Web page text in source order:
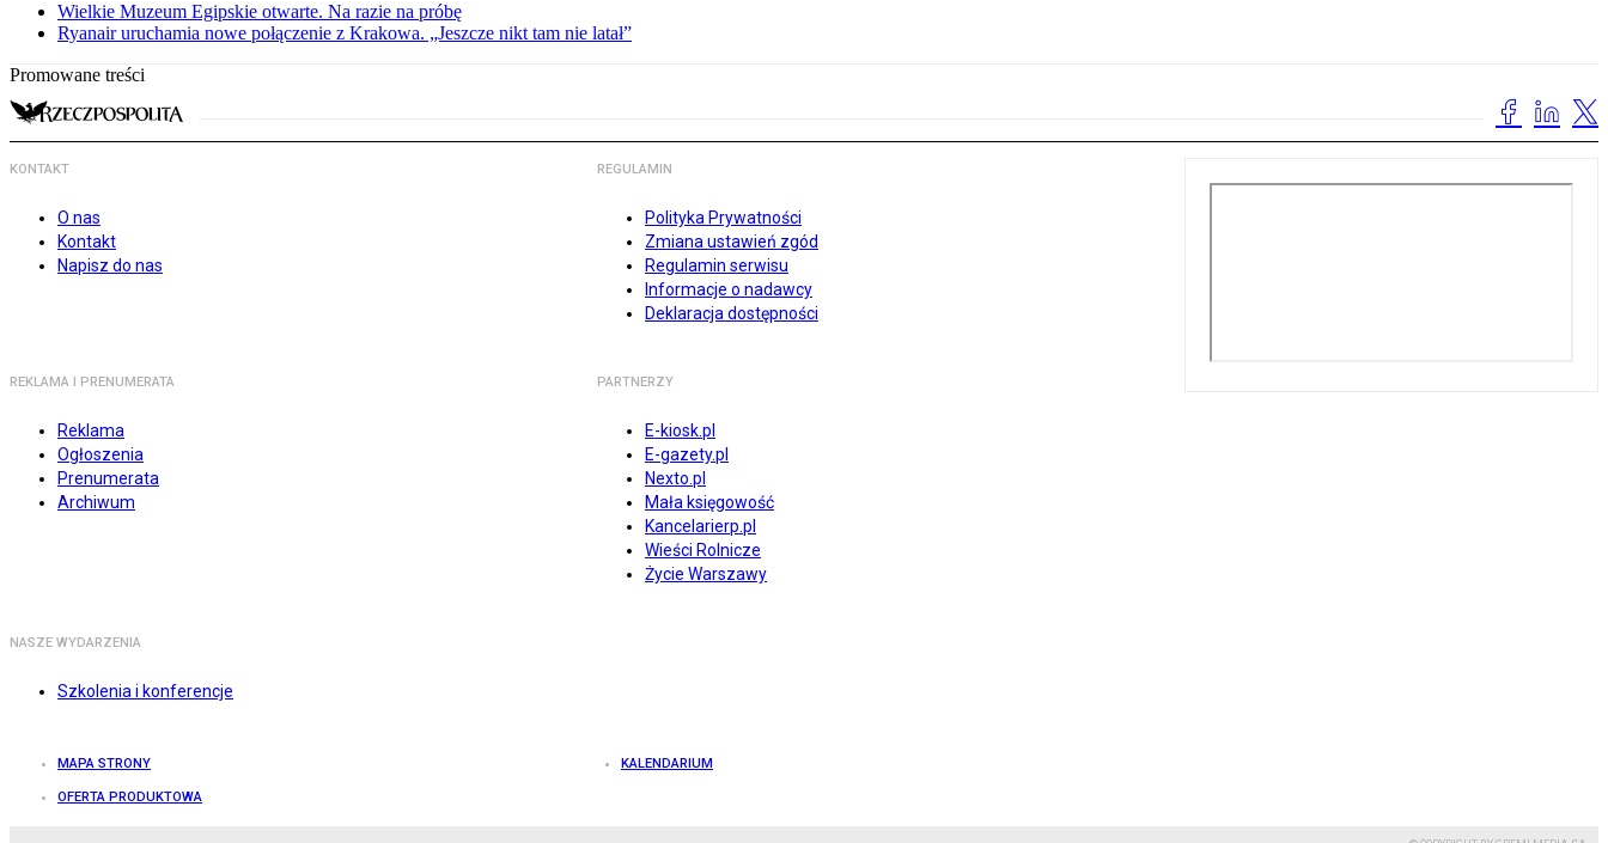
Wielkie Muzeum Egipskie otwarte. Na razie na próbę
Ryanair uruchamia nowe połączenie z Krakowa. „Jeszcze nikt tam nie latał”
Promowane treści
KONTAKT
O nas
Kontakt
Napisz do nas
REGULAMIN
Polityka Prywatności
Zmiana ustawień zgód
Regulamin serwisu
Informacje o nadawcy
Deklaracja dostępności
REKLAMA I PRENUMERATA
Reklama
Ogłoszenia
Prenumerata
Archiwum
PARTNERZY
E-kiosk.pl
E-gazety.pl
Nexto.pl
Mała księgowość
Kancelarierp.pl
Wieści Rolnicze
Życie Warszawy
NASZE WYDARZENIA
Szkolenia i konferencje
MAPA STRONY KALENDARIUM
OFERTA PRODUKTOWA